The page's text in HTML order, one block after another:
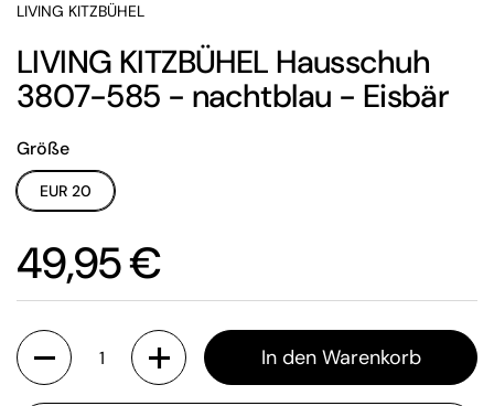
LIVING KITZBÜHEL
LIVING KITZBÜHEL Hausschuh
3807-585 - nachtblau - Eisbär
Größe
EUR 20
Preis:
49,95 €
Anzahl
In den Warenkorb